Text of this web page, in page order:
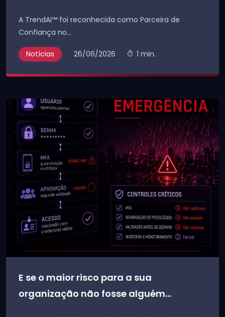
A TrendAI™ foi reconhecida como Parceira de
Confiança no...
Notícias 26/06/2026 1 min.
E se o maior risco para a sua
organização não fosse alguém...